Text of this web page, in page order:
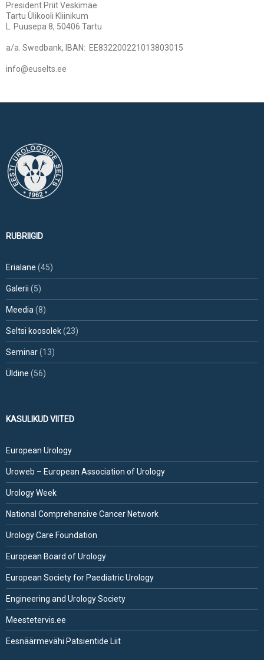
President Priit Veskimäe
Tartu Ülikooli Kliinikum
L. Puusepa 8, 50406 Tartu
a/a. Swedbank, IBAN: EE832200221013803015
info@euselts.ee
RUBRIIGID
Erialane (45)
Galerii (5)
Meedia(8)
Seltsi koosolek(23)
Seminar(13)
Üldine (56)
KASULIKUD VIITED
European Urology
Uroweb – European Association of Urology
Urology Week
National Comprehensive Cancer Network
Urology Care Foundation
European Board of Urology
European Society for Paediatric Urology
Engineering and Urology Society
Meestetervis.ee
Eesnäärmevähi Patsientide Liit